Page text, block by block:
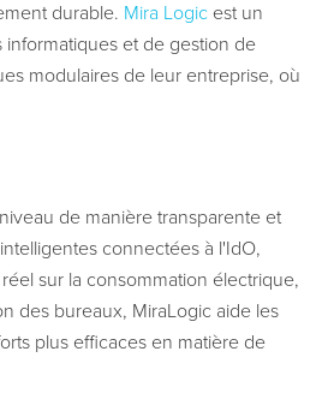
durable. Mira Logic est un
et de gestion de
modulaires de leur entreprise, où
de manière transparente et
connectées à l'IdO,
sur la consommation électrique,
des bureaux, MiraLogic aide les
plus efficaces en matière de